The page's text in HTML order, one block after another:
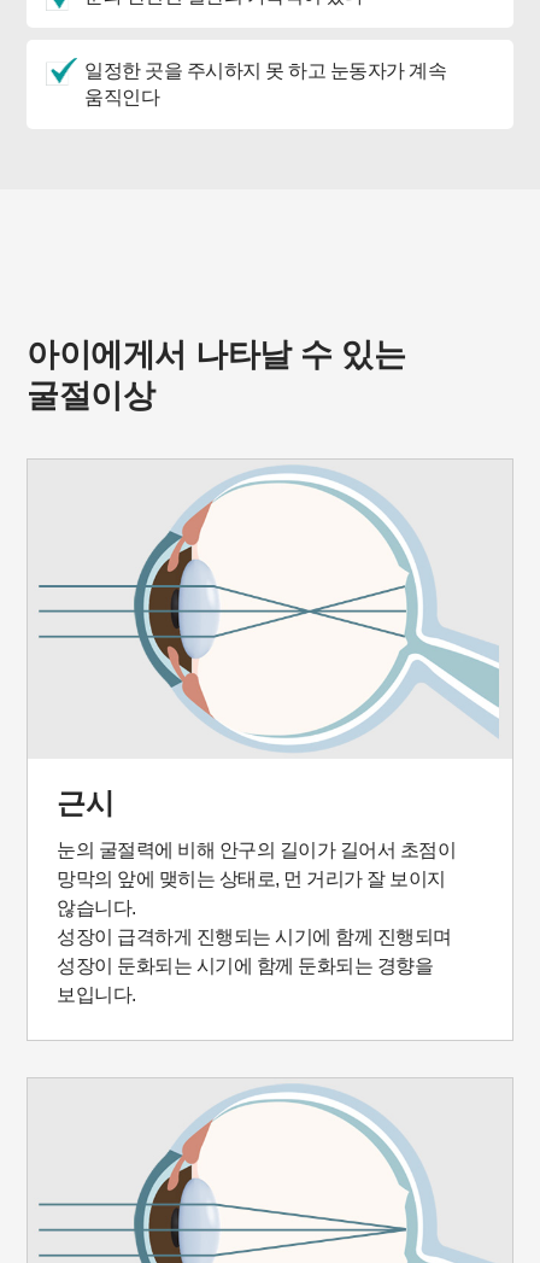
일정한 곳을 주시하지 못 하고 눈동자가 계속
움직인다
아이에게서 나타날 수 있는
굴절이상
근시
눈의 굴절력에 비해 안구의 길이가 길어서 초점이
망막의 앞에 맺히는 상태로, 먼 거리가 잘 보이지
않습니다.
성장이 급격하게 진행되는 시기에 함께 진행되며
성장이 둔화되는 시기에 함께 둔화되는 경향을
보입니다.